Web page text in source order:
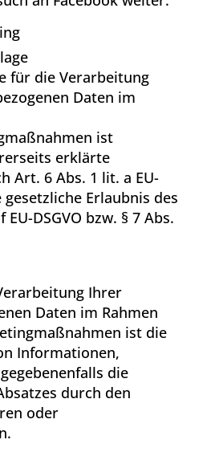
für die Verarbeitung
Daten im
ist
erklärte
Art. 6 Abs. 1 lit. a EU-
gesetzliche Erlaubnis des
DSGVO bzw. § 7 Abs.
Ihrer
Daten im Rahmen
ist die
Informationen,
die
durch den
oder